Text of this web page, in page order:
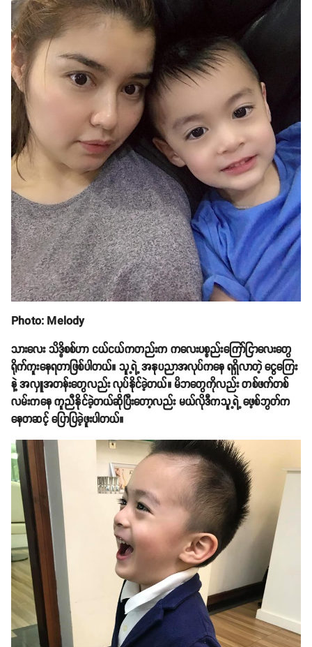
Photo: Melody
သားလေး သိဒ္ဓိစစ်ဟာ ငယ်ငယ်ကတည်းက ကလေးပစ္စည်းကြော်ငြာလေးတွေ
ရိုက်ကူးနေရတာဖြစ်ပါတယ်။ သူ့ရဲ့ အနုပညာအလုပ်ကနေ ရရှိလာတဲ့ ငွေကြေး
နဲ့ အလှူအတန်းတွေလည်း လုပ်နိုင်ခဲ့တယ်။ မိဘတွေကိုလည်း တစ်ဖက်တစ်
လမ်းကနေ ကူညီနိုင်ခဲ့တယ်ဆိုပြီးတော့လည်း မယ်လိုဒီကသူ့ရဲ့ ဖေ့စ်ဘွတ်က
နေတဆင့် ပြောပြခဲ့ဖူးပါတယ်။